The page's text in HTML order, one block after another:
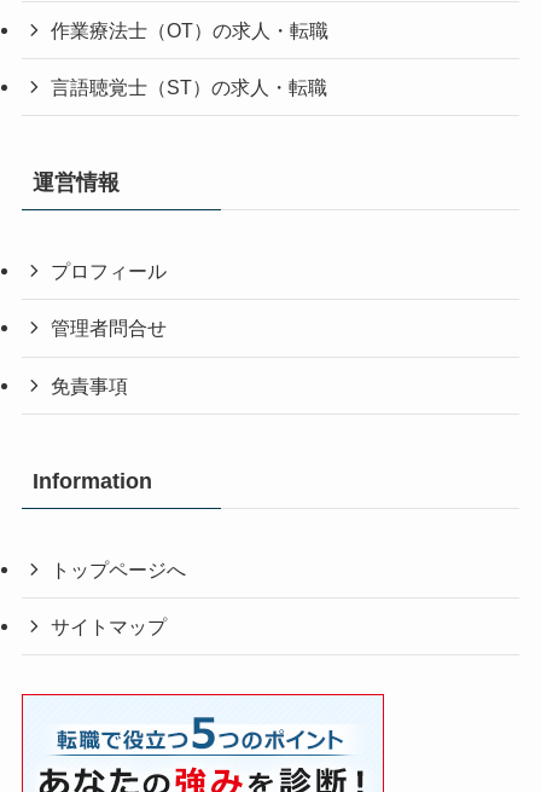
作業療法士（OT）の求人・転職
言語聴覚士（ST）の求人・転職
運営情報
プロフィール
管理者問合せ
免責事項
Information
トップページへ
サイトマップ